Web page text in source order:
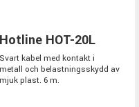
Hotline HOT-20L
Svart kabel med kontakt i
metall och belastningsskydd av
mjuk plast. 6 m.